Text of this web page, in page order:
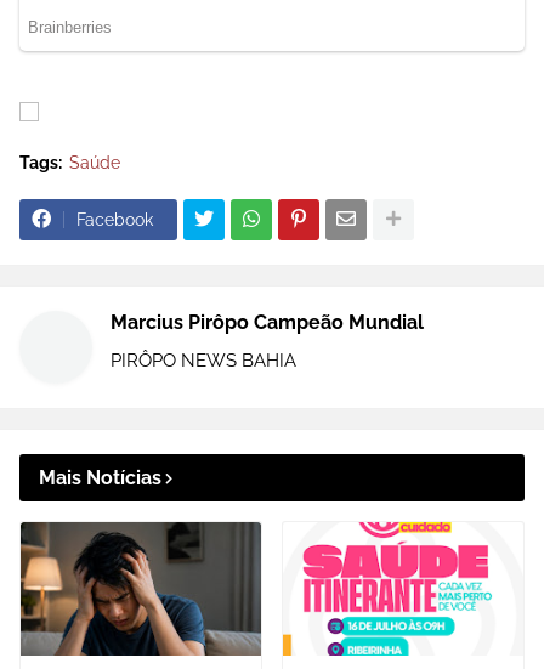
Tags: Saúde
Facebook
Marcius Pirôpo Campeão Mundial
PIRÔPO NEWS BAHIA
Mais Notícias